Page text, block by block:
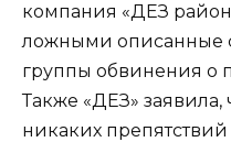
компания «ДЕЗ
ложными описанные
группы обвинения о
Также «ДЕЗ»
никаких